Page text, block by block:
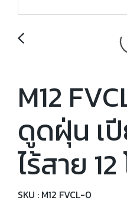
M12
ดูดฝุ่น เ
ไร้สาย
SKU : M12 FVCL-0